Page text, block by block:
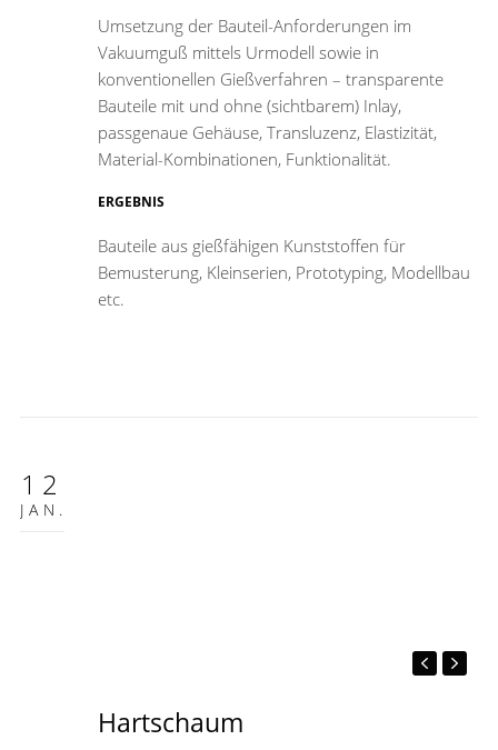
Umsetzung der Bauteil-Anforderungen im
Vakuumguß mittels Urmodell sowie in
konventionellen Gießverfahren – transparente
Bauteile mit und ohne (sichtbarem) Inlay,
passgenaue Gehäuse, Transluzenz, Elastizität,
Material-Kombinationen, Funktionalität.
ERGEBNIS
Bauteile aus gießfähigen Kunststoffen für
Bemusterung, Kleinserien, Prototyping, Modellbau
etc.
12
JAN.
Hartschaum